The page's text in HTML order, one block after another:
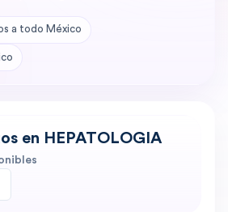
a todo México
en HEPATOLOGIA